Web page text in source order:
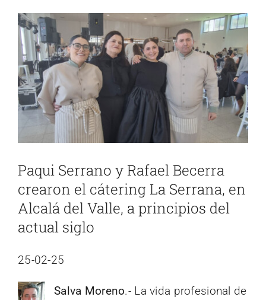
Ver
imagen
más
grande
Paqui Serrano y Rafael Becerra
crearon el cátering La Serrana, en
Alcalá del Valle, a principios del
actual siglo
25-02-25
Salva Moreno.- La vida profesional de